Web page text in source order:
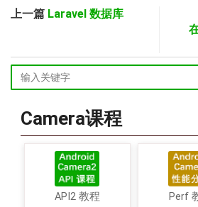
上一篇 Laravel 数据库
Camera课程
API2 教程 Perf